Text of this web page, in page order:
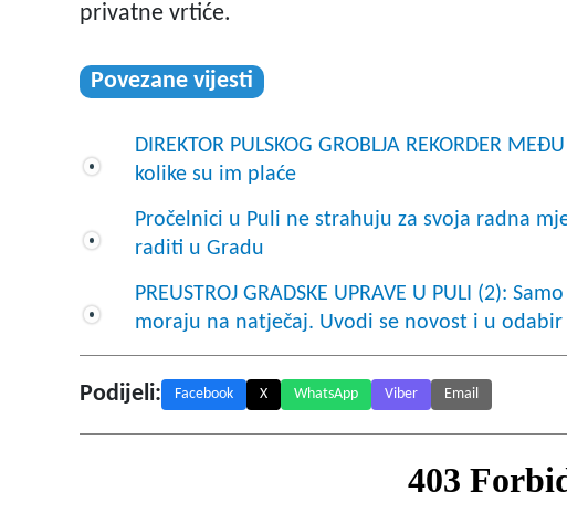
privatne vrtiće.
Povezane vijesti
DIREKTOR PULSKOG GROBLJA REKORDER
kolike su im plaće
Pročelnici u Puli ne strahuju za svoja radna
raditi u Gradu
PREUSTROJ GRADSKE UPRAVE U PULI (2):
moraju na natječaj. Uvodi se novost i u odabir
Podijeli: Facebook X WhatsApp Viber Email